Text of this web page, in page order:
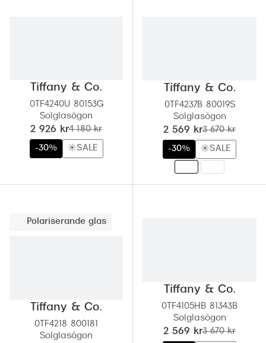
Tiffany & Co.
0TF4240U 80153G
Solglasögon
nu:
2 926 krtidigare pris:
4 180 kr
-30% ☀️SALE
Tiffany & Co.
0TF4237B 80019S
Solglasögon
nu:
2 569 krtidigare pris:
3 670 kr
-30% ☀️SALE
Polariserande glas
Tiffany & Co.
0TF4218 800181
Solglasögon
Tiffany & Co.
0TF4105HB 81343B
Solglasögon
nu:
2 569 krtidigare pris:
3 670 kr